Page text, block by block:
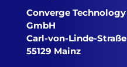
Converge
GmbH
Carl-von-Linde-Straße
55129 Mainz